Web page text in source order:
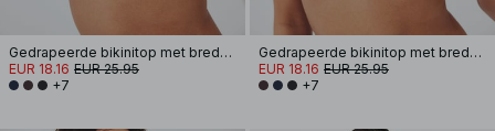
Gedrapeerde bikinitop met brede band
EUR 18.16 EUR 25.95
+7
Gedrapeerde bikinitop met brede band
EUR 18.16 EUR 25.95
+7